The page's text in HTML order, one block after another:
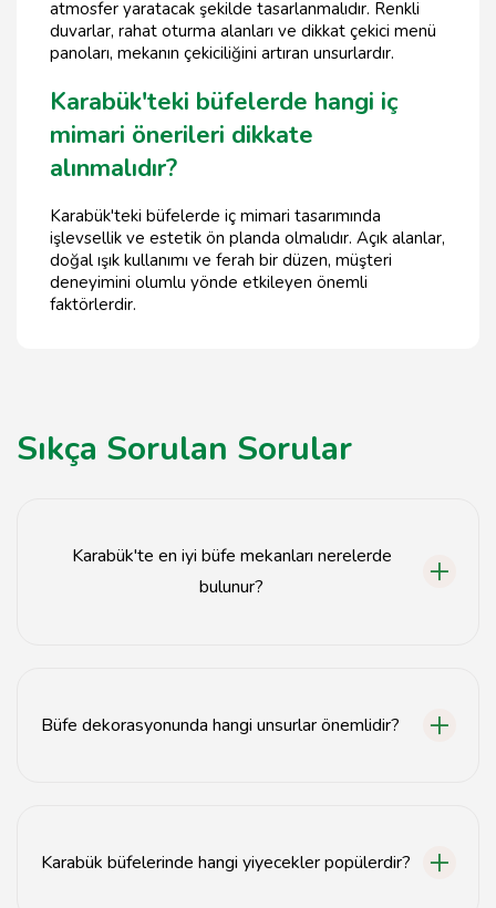
atmosfer yaratacak şekilde tasarlanmalıdır. Renkli
duvarlar, rahat oturma alanları ve dikkat çekici menü
panoları, mekanın çekiciliğini artıran unsurlardır.
Karabük'teki büfelerde hangi iç
mimari önerileri dikkate
alınmalıdır?
Karabük'teki büfelerde iç mimari tasarımında
işlevsellik ve estetik ön planda olmalıdır. Açık alanlar,
doğal ışık kullanımı ve ferah bir düzen, müşteri
deneyimini olumlu yönde etkileyen önemli
faktörlerdir.
Sıkça Sorulan Sorular
Karabük'te en iyi büfe mekanları nerelerde
bulunur?
Büfe dekorasyonunda hangi unsurlar önemlidir?
Karabük büfelerinde hangi yiyecekler popülerdir?